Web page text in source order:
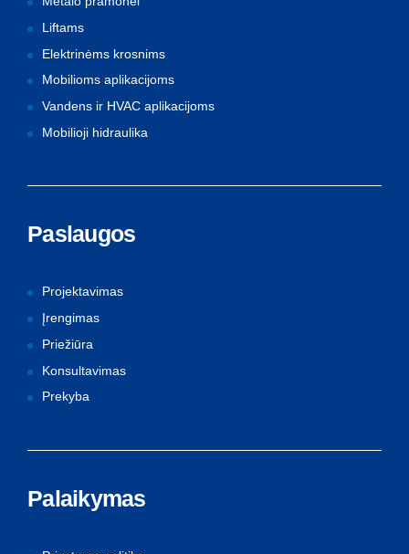
Liftams
Elektrinėms krosnims
Mobilioms aplikacijoms
Vandens ir HVAC aplikacijoms
Mobilioji hidraulika
Paslaugos
Projektavimas
Įrengimas
Priežiūra
Konsultavimas
Prekyba
Palaikymas